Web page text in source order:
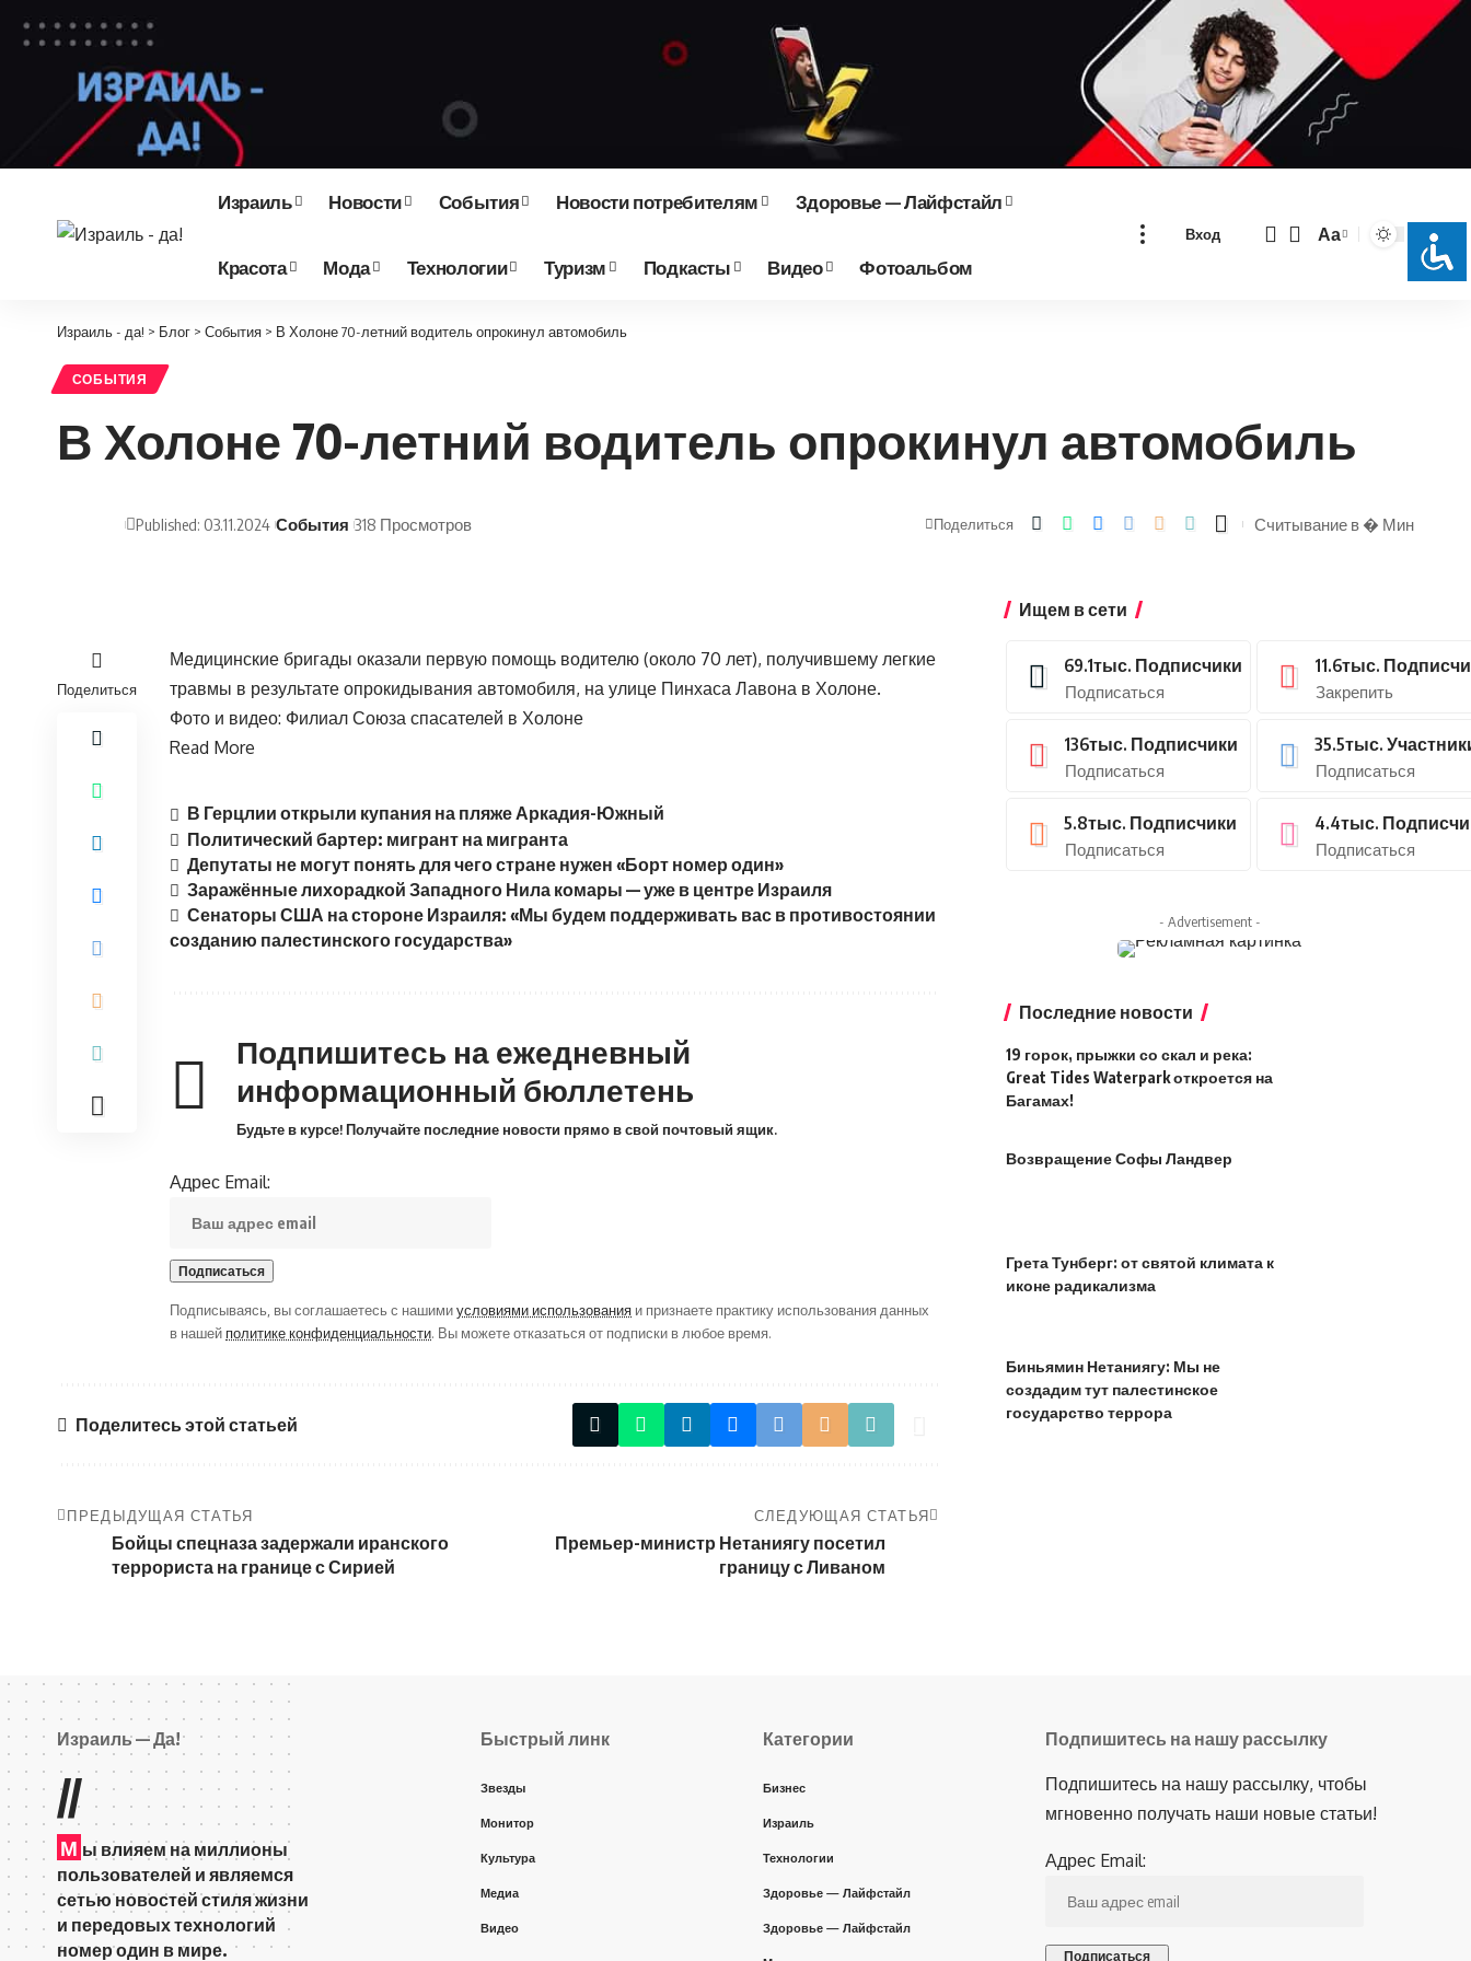
Израиль Новости События Новости потребителям Здоровье — Лайфстайл
Красота Мода Технологии Туризм Подкасты Видео Фотоальбом
Вход
Изменение
Аа
Израиль - да! > Блог > События > В Холоне 70-летний водитель опрокинул автомобиль
СОБЫТИЯ
В Холоне 70-летний водитель опрокинул автомобиль
Published: 03.11.2024 События 318 Просмотров Поделиться Считывание в � Мин
Поделиться
Медицинские бригады оказали первую помощь водителю (около 70 лет), получившему легкие
травмы в результате опрокидывания автомобиля, на улице Пинхаса Лавона в Холоне.
Фото и видео: Филиал Союза спасателей в Холоне
Read More
В Герцлии открыли купания на пляже Аркадия-Южный
Политический бартер: мигрант на мигранта
Депутаты не могут понять для чего стране нужен «Борт номер один»
Заражённые лихорадкой Западного Нила комары — уже в центре Израиля
Сенаторы США на стороне Израиля: «Мы будем поддерживать вас в противостоянии
созданию палестинского государства»
Подпишитесь на ежедневный
информационный бюллетень
Будьте в курсе! Получайте последние новости прямо в свой почтовый ящик.
Адрес Email:
Подписываясь, вы соглашаетесь с нашимиусловиями использования и признаете практику использования данных
в нашей политике конфиденциальности. Вы можете отказаться от подписки в любое время.
Поделитесь этой статьей
ПРЕДЫДУЩАЯ СТАТЬЯ
Бойцы спецназа задержали иранского
террориста на границе с Сирией
СЛЕДУЮЩАЯ СТАТЬЯ
Премьер-министр Нетаниягу посетил
границу с Ливаном
Ищем в сети
69.1тыс. Подписчики
Подписаться
11.6тыс.
Закрепить
136тыс. Подписчики
Подписаться
35.5тыс.
Подписаться
5.8тыс. Подписчики
Подписаться
4.4тыс.
Подписаться
- Advertisement -
Последние новости
19 горок, прыжки со скал и река:
Great Tides Waterpark откроется на
Багамах!
Возвращение Софы Ландвер
Грета Тунберг: от святой климата к
иконе радикализма
Биньямин Нетаниягу: Мы не
создадим тут палестинское
государство террора
Израиль — Да!
//
М ы влияем на миллионы
пользователей и являемся
сетью новостей стиля жизни
и передовых технологий
номер один в мире.
Быстрый линк
Звезды
Монитор
Культура
Медиа
Видео
Категории
Бизнес
Израиль
Технологии
Здоровье — Лайфстайл
Здоровье — Лайфстайл
Подпишитесь на нашу рассылку
Подпишитесь на нашу рассылку, чтобы
мгновенно получать наши новые статьи!
Адрес Email: